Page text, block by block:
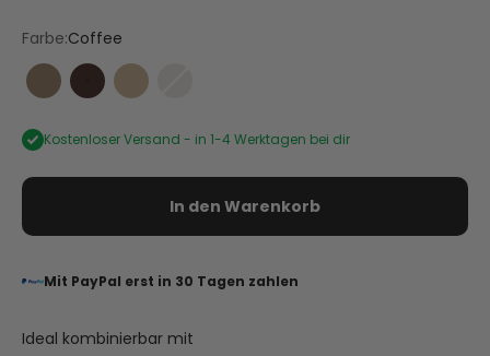
Farbe:Coffee
MochaCoffeeSand
Kostenloser Versand - in 1-4 Werktagen bei dir
In den Warenkorb
Mit PayPal erst in 30 Tagen zahlen
Ideal kombinierbar mit